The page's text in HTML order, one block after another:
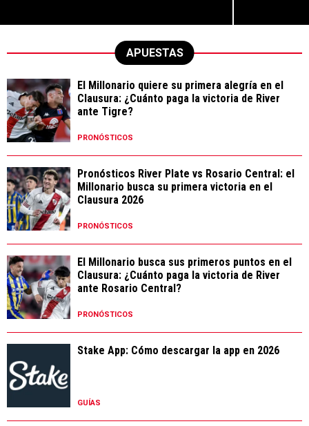
APUESTAS
El Millonario quiere su primera alegría en el
Clausura: ¿Cuánto paga la victoria de River
ante Tigre?
PRONÓSTICOS
Pronósticos River Plate vs Rosario Central: el
Millonario busca su primera victoria en el
Clausura 2026
PRONÓSTICOS
El Millonario busca sus primeros puntos en el
Clausura: ¿Cuánto paga la victoria de River
ante Rosario Central?
PRONÓSTICOS
Stake App: Cómo descargar la app en 2026
GUÍAS